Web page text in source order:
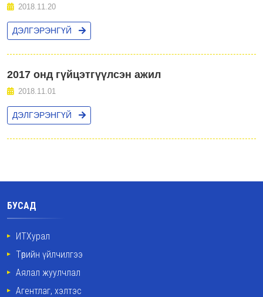
2018.11.20
ДЭЛГЭРЭНГҮЙ
2017 онд гүйцэтгүүлсэн ажил
2018.11.01
ДЭЛГЭРЭНГҮЙ
БУСАД
ИТХурал
Төрийн үйлчилгээ
Аялал жуулчлал
Агентлаг, хэлтэс